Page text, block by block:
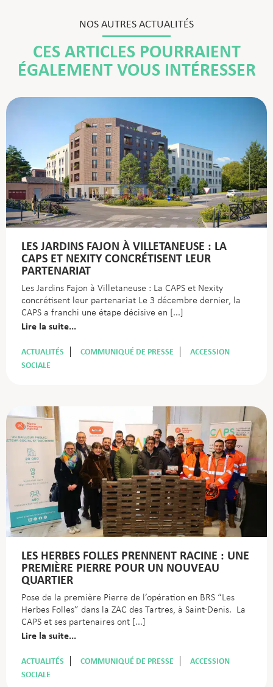
NOS AUTRES ACTUALITÉS
CES ARTICLES POURRAIENT
ÉGALEMENT VOUS INTÉRESSER
LES JARDINS FAJON À VILLETANEUSE : LA
CAPS ET NEXITY CONCRÉTISENT LEUR
PARTENARIAT
Les Jardins Fajon à Villetaneuse : La CAPS et Nexity
concrétisent leur partenariat Le 3 décembre dernier, la
CAPS a franchi une étape décisive en
Lire la suite...
ACTUALITÉS COMMUNIQUÉ DE PRESSE
ACCESSION
SOCIALE
LES HERBES FOLLES PRENNENT RACINE : UNE
PREMIÈRE PIERRE POUR UN NOUVEAU
QUARTIER
Pose de la première Pierre de l’opération en BRS “Les
Herbes Folles” dans la ZAC des Tartres, à Saint-Denis. La
CAPS et ses partenaires ont
Lire la suite...
ACTUALITÉS COMMUNIQUÉ DE PRESSE
ACCESSION
SOCIALE